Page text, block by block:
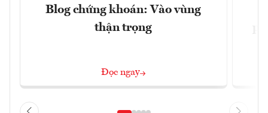
Blog chứng khoán: Vào vùng
thận trọng
Đọc ngay